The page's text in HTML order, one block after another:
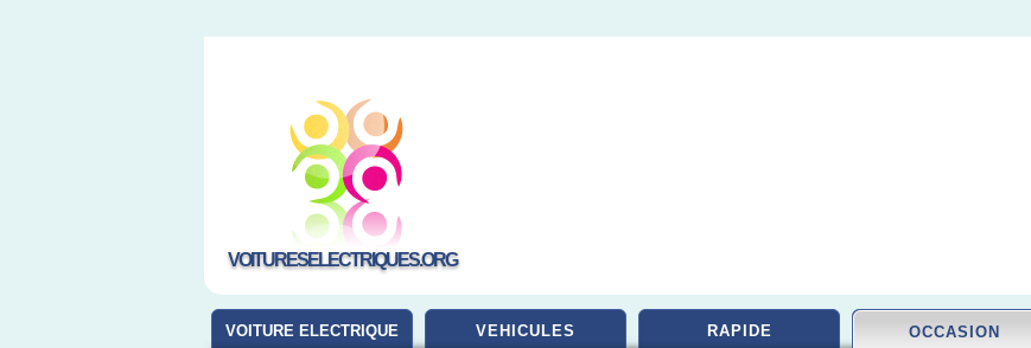
VOITURESELECTRIQUES.ORG
VOITURE ELECTRIQUE VEHICULES RAPIDE OCCASION